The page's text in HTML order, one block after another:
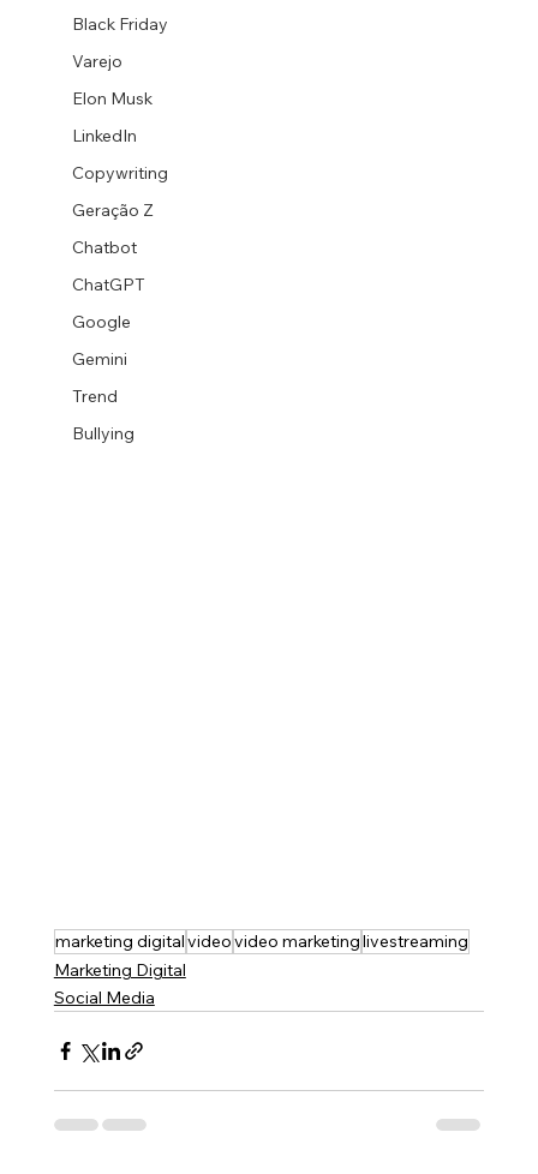
Black Friday
Varejo
Elon Musk
LinkedIn
Copywriting
Geração Z
Chatbot
ChatGPT
Google
Gemini
Trend
Bullying
marketing digitalvideovideo marketinglivestreaming
Marketing Digital
Social Media